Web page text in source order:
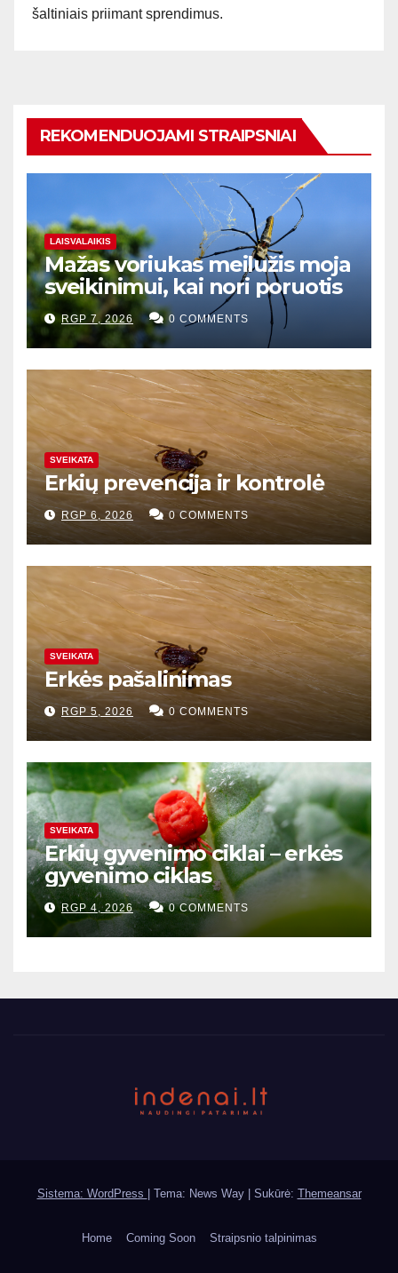
šaltiniais priimant sprendimus.
REKOMENDUOJAMI STRAIPSNIAI
LAISVALAIKIS
Mažas voriukas meilužis moja
sveikinimui, kai nori poruotis
RGP 7, 2026 0 COMMENTS
SVEIKATA
Erkių prevencija ir kontrolė
RGP 6, 2026 0 COMMENTS
SVEIKATA
Erkės pašalinimas
RGP 5, 2026 0 COMMENTS
SVEIKATA
Erkių gyvenimo ciklai – erkės
gyvenimo ciklas
RGP 4, 2026 0 COMMENTS
Sistema: WordPress Tema: News Way | Sukūrė: Themeansar
Home Coming Soon Straipsnio talpinimas